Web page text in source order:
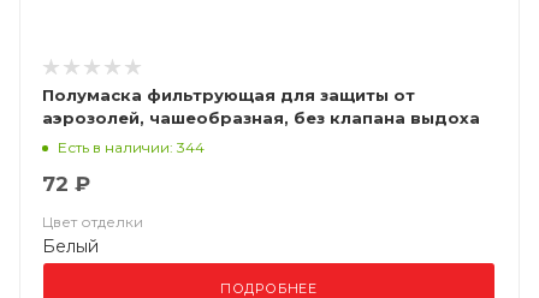
Полумаска фильтрующая для защиты от
аэрозолей, чашеобразная, без клапана выдоха
ВМ 8101 FFP1 NR D
Есть в наличии: 344
72 ₽
Цвет отделки
Белый
ПОДРОБНЕЕ